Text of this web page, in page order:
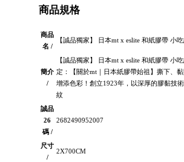
商品規格
商品
名 /
【誠品獨家】 日本mt x eslite 和紙膠帶 小
簡介
/
【誠品獨家】 日本mt x eslite 和紙膠帶 小
定：【關於mt｜日本紙膠帶始祖】撕下、
增添色彩！創立1923年，以深厚的膠黏技
紋
誠品
26
碼 /
2682490952007
尺寸
/
2X700CM